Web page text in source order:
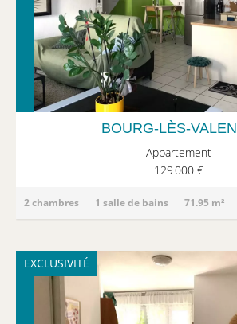
BOURG-LÈS-
Appartement
129 000 €
2 chambres 1 salle de bains 71.95 m²
EXCLUSIVITÉ